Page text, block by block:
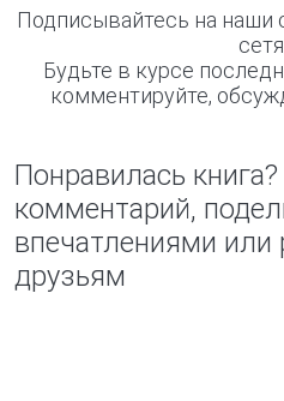
Подписывайтесь на наши
Будьте в курсе
комментируйте,
Понравилась
комментарий,
впечатлениями или
друзьям